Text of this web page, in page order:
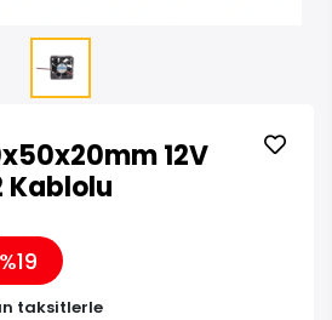
12V
Kablolu
%19
taksitlerle